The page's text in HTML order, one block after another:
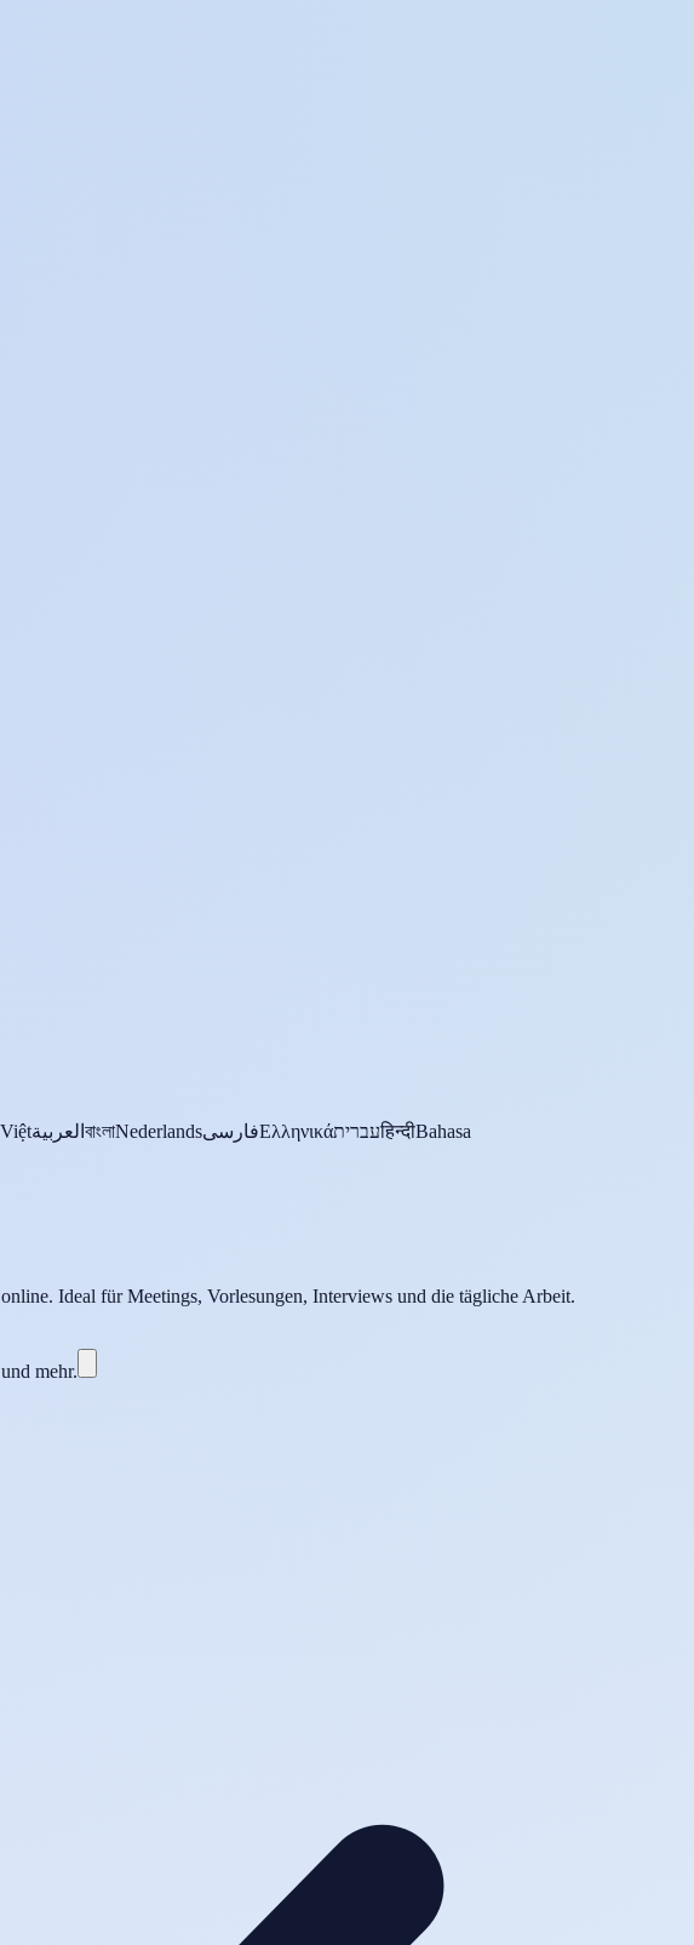
العربية বাংলাNederlandsفارسیΕλληνικάעבריתहिन्दीBahasa
Ideal für Meetings, Vorlesungen, Interviews und die tägliche Arbeit.
mehr.